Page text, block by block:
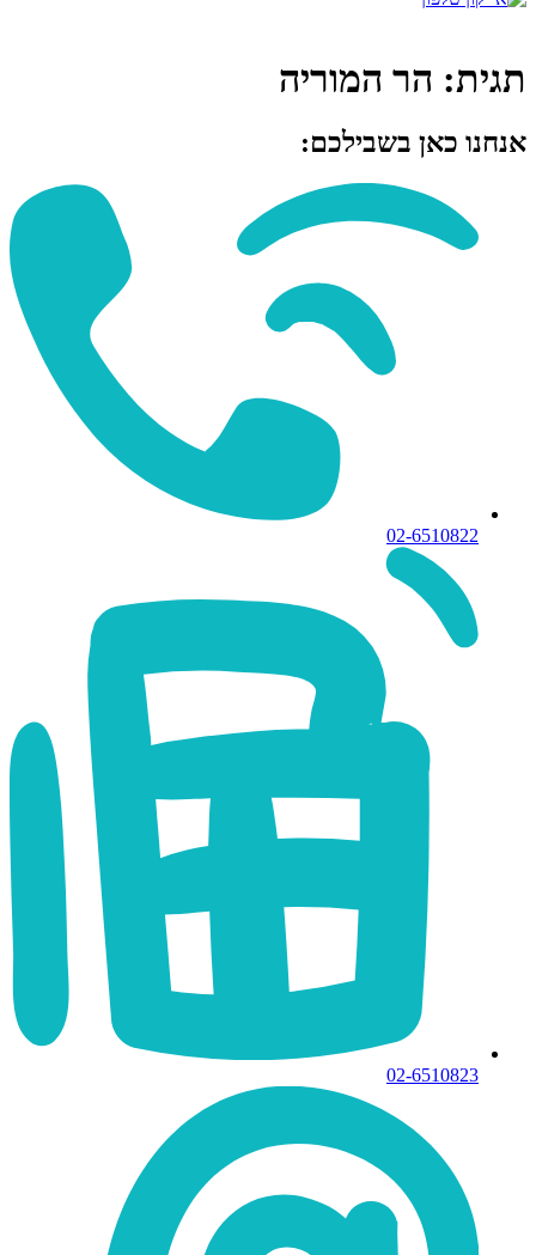
תגית: הר המוריה
אנחנו כאן בשבילכם:
02-6510822
02-6510823